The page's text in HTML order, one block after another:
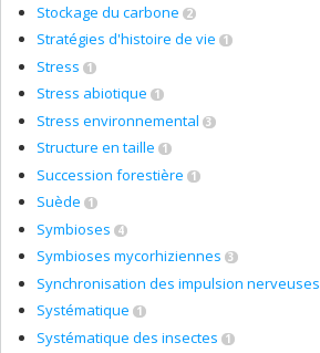
Stockage du carbone 2
Stratégies d'histoire de vie 1
Stress 1
Stress abiotique 1
Stress environnemental 3
Structure en taille 1
Succession forestière 1
Suède 1
Symbioses 4
Symbioses mycorhiziennes 3
Synchronisation des impulsion nerveuses
Systématique 1
Systématique des insectes 1